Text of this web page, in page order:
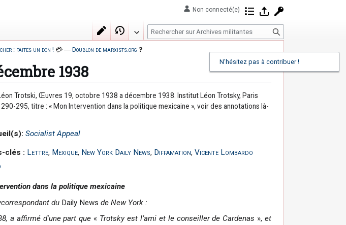
: faites un don ! 💳 ― Doublon de marxists.org ❓
1938
Trotski, Œuvres 19, octobre 1938 a décembre 1938. Institut Léon Trotsky, Paris
295, titre : « Mon Intervention dans la politique mexicaine », voir des annotations là-
Socialist Appeal
clés : Lettre, Mexique, New York Daily News, Diffamation,Vicente Lombardo
dans la politique mexicaine
du Daily News de New York :
a affirmé d'une part que « Trotsky est l’ami et le conseiller de Cardenas »,et
Non connecté(e) Contributions
Se connecter
ModifierHistorique
R
e
e
r
c
r
N'hésitez pas à contribuer !